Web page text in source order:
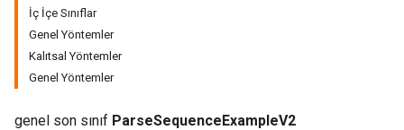
İç İçe Sınıflar
Genel Yöntemler
Kalıtsal Yöntemler
Genel Yöntemler
genel son sınıf ParseSequenceExampleV2